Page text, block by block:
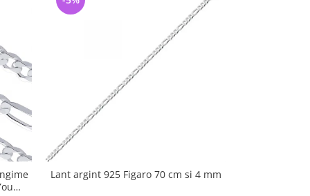
Lant argint 925 Figaro 70 cm si 4 mm